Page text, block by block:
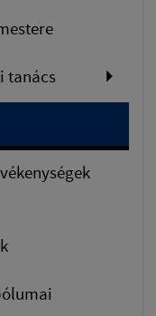
tanács